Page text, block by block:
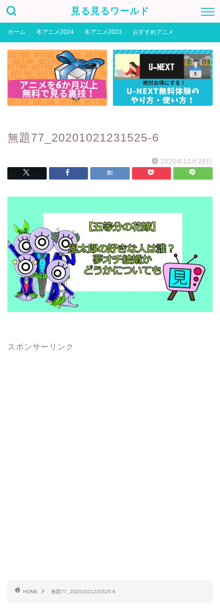
見る見るワールド
ホーム 冬アニメ2024 冬アニメ2023 おすすめアニメ
無題77_20201021231525-6
2020年10月28日
スポンサーリンク
HOME 無題77_20201021231525-6